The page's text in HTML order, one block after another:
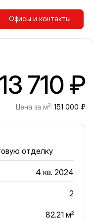
Офисы и контакты
710 ₽
Цена за м2: 151 000 ₽
отделку
4 кв. 2024
2
82.21 м2